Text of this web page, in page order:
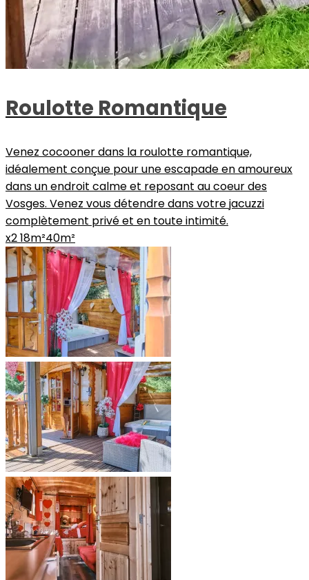
Roulotte Romantique
Venez cocooner dans la roulotte romantique,
idéalement conçue pour une escapade en amoureux
dans un endroit calme et reposant au coeur des
Vosges. Venez vous détendre dans votre jacuzzi
complètement privé et en toute intimité.
x218m²40m²